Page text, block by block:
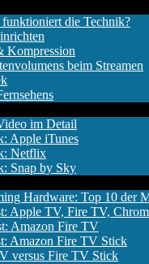
die Technik?
Kompression
beim Streamen
im Detail
Apple iTunes
Netflix
Snap by Sky
Hardware: Top 10 der
Apple TV, Fire TV,
Amazon Fire TV
Amazon Fire TV Stick
versus Fire TV Stick